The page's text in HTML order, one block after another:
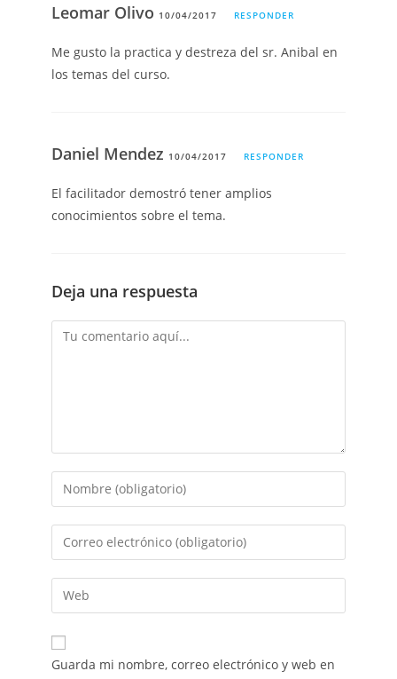
Leomar Olivo 10/04/2017 RESPONDER
Me gusto la practica y destreza del sr. Anibal en
los temas del curso.
Daniel Mendez 10/04/2017 RESPONDER
El facilitador demostró tener amplios
conocimientos sobre el tema.
Deja una respuesta
Guarda mi nombre, correo electrónico y web en